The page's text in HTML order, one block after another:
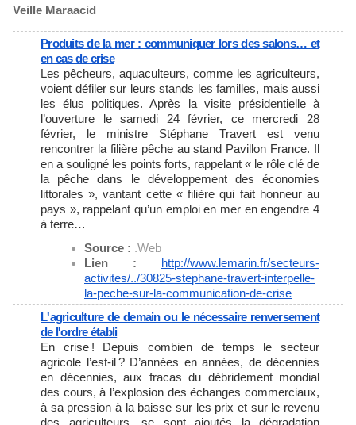
Veille Maraacid
Produits de la mer : communiquer lors des salons… et
en cas de crise
Les pêcheurs, aquaculteurs, comme les agriculteurs,
voient défiler sur leurs stands les familles, mais aussi
les élus politiques. Après la visite présidentielle à
l’ouverture le samedi 24 février, ce mercredi 28
février, le ministre Stéphane Travert est venu
rencontrer la filière pêche au stand Pavillon France. Il
en a souligné les points forts, rappelant « le rôle clé de
la pêche dans le développement des économies
littorales », vantant cette « filière qui fait honneur au
pays », rappelant qu’un emploi en mer en engendre 4
à terre…
Source : .Web
Lien : http://www.lemarin.fr/secteurs-
activites/../30825-stephane-travert-interpelle-
la-peche-sur-la-communication-de-crise
L'agriculture de demain ou le nécessaire renversement
de l'ordre établi
En crise ! Depuis combien de temps le secteur
agricole l’est-il ? D’années en années, de décennies
en décennies, aux fracas du débridement mondial
des cours, à l’explosion des échanges commerciaux,
à sa pression à la baisse sur les prix et sur le revenu
des agriculteurs, se sont ajoutés la dégradation